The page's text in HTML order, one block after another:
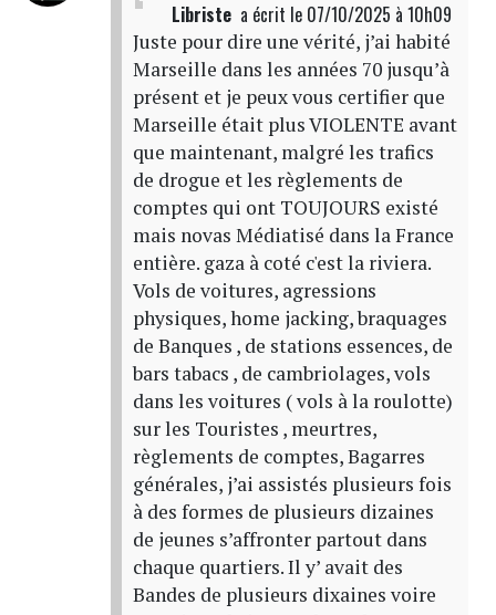
‎ Libriste‎ ‎ a écrit le 07/10/2025 à 10h09
Juste pour dire une vérité, j’ai habité
Marseille dans les années 70 jusqu’à
présent et je peux vous certifier que
Marseille était plus VIOLENTE avant
que maintenant, malgré les trafics
de drogue et les règlements de
comptes qui ont TOUJOURS existé
mais novas Médiatisé dans la France
entière. gaza à coté c'est la riviera.
Vols de voitures, agressions
physiques, home jacking, braquages
de Banques , de stations essences, de
bars tabacs , de cambriolages, vols
dans les voitures ( vols à la roulotte)
sur les Touristes , meurtres,
règlements de comptes, Bagarres
générales, j’ai assistés plusieurs fois
à des formes de plusieurs dizaines
de jeunes s’affronter partout dans
chaque quartiers. Il y’ avait des
Bandes de plusieurs dixaines voire